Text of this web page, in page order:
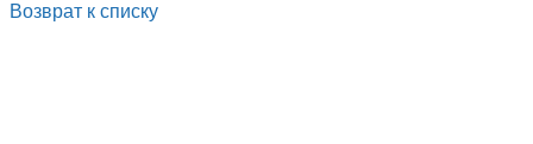
Возврат к списку